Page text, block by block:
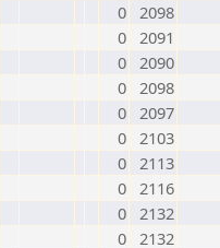
0 2098
0 2091
0 2090
0 2098
0 2097
0 2103
0 2113
0 2116
0 2132
0 2132